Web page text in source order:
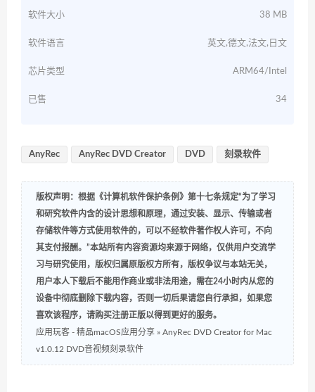
软件大小 38 MB
软件语言 英文,德文,法文,日文
芯片类型 ARM64/Intel
已售 34
AnyRec AnyRec DVD Creator DVD 刻录软件
版权声明：根据《计算机软件保护条例》第十七条规定“为了学习
和研究软件内含的设计思想和原理，通过安装、显示、传输或者
存储软件等方式使用软件的，可以不经软件著作权人许可，不向
其支付报酬。”本站所有内容资源均来源于网络，仅供用户交流学
习与研究使用，版权归属原版权方所有，版权争议与本站无关，
用户本人下载后不能用作商业或非法用途，需在24小时内从您的
设备中彻底删除下载内容，否则一切后果请您自行承担，如果您
喜欢该程序，请购买注册正版以得到更好的服务。
应用玩客 - 精品macOS应用分享 » AnyRec DVD Creator for Mac
v1.0.12 DVD音视频刻录软件